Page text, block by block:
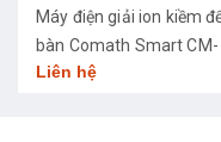
Máy điện giải ion kiềm
bàn Comath Smart CM-
3668
Liên hệ